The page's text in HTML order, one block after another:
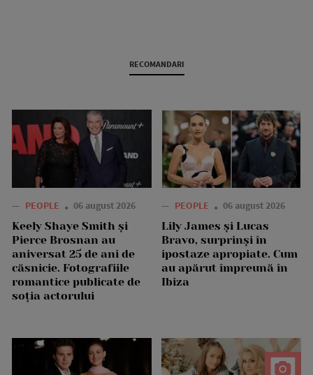
RECOMANDARI
— PEOPLE 06 august 2026
Keely Shaye Smith și
Pierce Brosnan au
aniversat 25 de ani de
căsnicie. Fotografiile
romantice publicate de
soția actorului
— PEOPLE 06 august 2026
Lily James și Lucas
Bravo, surprinși în
ipostaze apropiate. Cum
au apărut împreună în
Ibiza